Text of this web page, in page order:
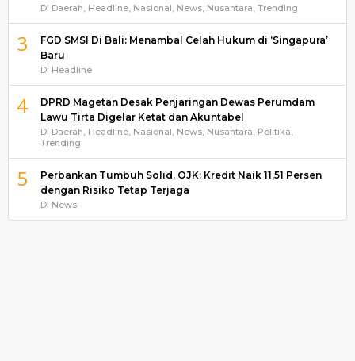
Di Daerah, Headline, Nasional, News, Nusantara, Trending
3
FGD SMSI Di Bali: Menambal Celah Hukum di ‘Singapura’
Baru
Di Headline
4
DPRD Magetan Desak Penjaringan Dewas Perumdam
Lawu Tirta Digelar Ketat dan Akuntabel
Di Daerah, Headline, Nasional, News, Nusantara, Politika,
Trending
5
Perbankan Tumbuh Solid, OJK: Kredit Naik 11,51 Persen
dengan Risiko Tetap Terjaga
Di News